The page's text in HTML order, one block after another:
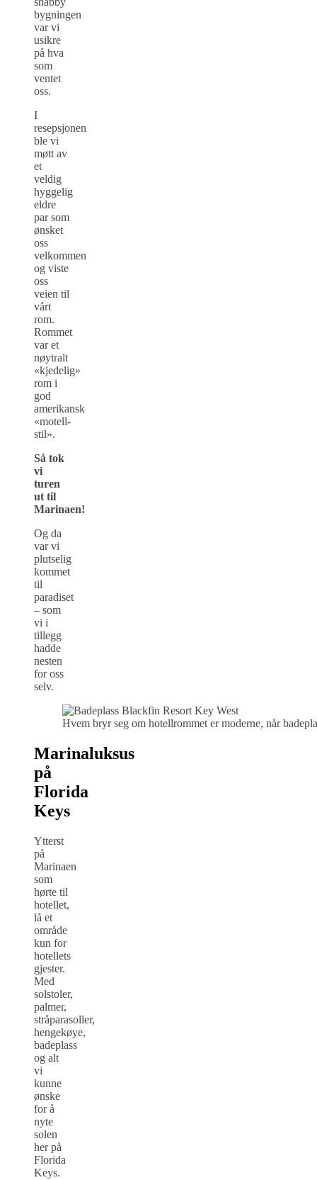
bygningen
var vi
usikre
på hva
som
ventet
oss.
I
resepsjonen
ble vi
møtt av
et
veldig
hyggelig
eldre
par som
ønsket
oss
velkommen
og viste
oss
veien til
vårt
rom.
Rommet
var et
nøytralt
«kjedelig»
rom i
god
amerikansk
«motell-
stil».
Så tok
vi
turen
ut til
Marinaen!
Og da
var vi
plutselig
kommet
til
paradiset
– som
vi i
tillegg
hadde
nesten
for oss
selv.
Hvem bryr seg om hotellrommet er moderne, når
Marinaluksus
på
Florida
Keys
Ytterst
på
Marinaen
som
hørte til
hotellet,
lå et
område
kun for
hotellets
gjester.
Med
solstoler,
palmer,
stråparasoller,
hengekøye,
badeplass
og alt
vi
kunne
ønske
for å
nyte
solen
her på
Florida
Keys.